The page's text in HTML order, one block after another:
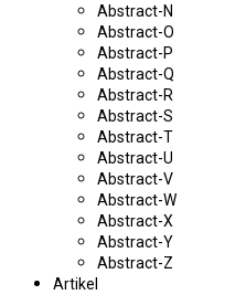
Abstract-N
Abstract-O
Abstract-P
Abstract-Q
Abstract-R
Abstract-S
Abstract-T
Abstract-U
Abstract-V
Abstract-W
Abstract-X
Abstract-Y
Abstract-Z
Artikel